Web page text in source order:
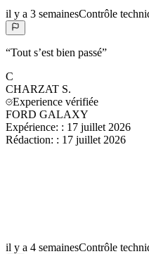
il y a 3 semainesContrôle
“Tout s’est bien passé”
C
CHARZAT S.
Experience vérifiée
FORD GALAXY
Expérience: : 17 juillet 2026
Rédaction: : 17 juillet 2026
il y a 4 semainesContrôle